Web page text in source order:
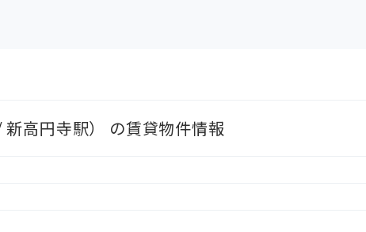
高円寺駅） の賃貸物件情報